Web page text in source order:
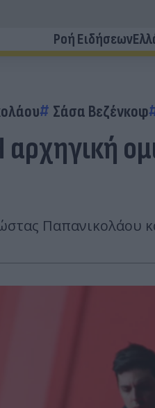
Ροή Ειδήσεων
Σάσα Βεζένκοφ
Παπανικολάου